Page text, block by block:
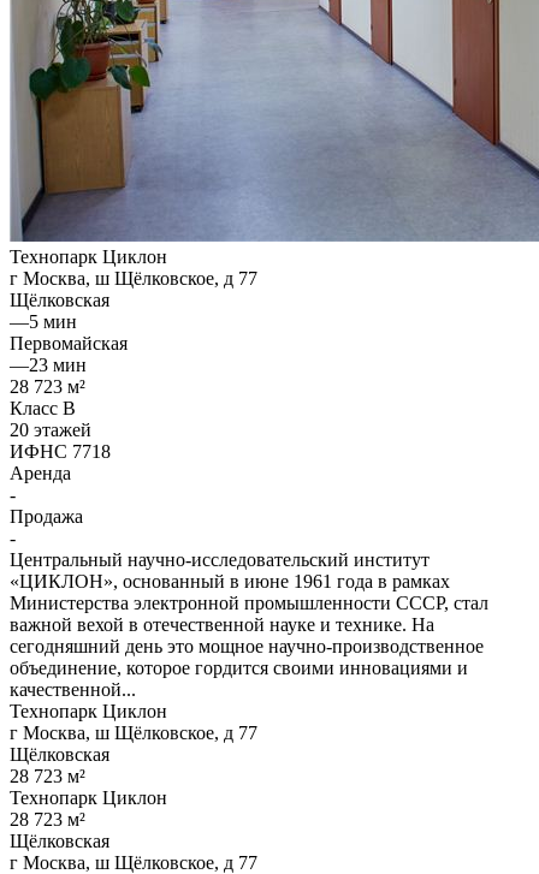
Технопарк Циклон
г Москва, ш Щёлковское, д 77
Щёлковская
—5 мин
Первомайская
—23 мин
28 723 м²
Класс B
20 этажей
ИФНС 7718
Аренда
-
Продажа
-
Центральный научно-исследовательский институт
«ЦИКЛОН», основанный в июне 1961 года в рамках
Министерства электронной промышленности СССР, стал
важной вехой в отечественной науке и технике. На
сегодняшний день это мощное научно-производственное
объединение, которое гордится своими инновациями и
качественной...
Технопарк Циклон
г Москва, ш Щёлковское, д 77
Щёлковская
28 723 м²
Технопарк Циклон
28 723 м²
Щёлковская
г Москва, ш Щёлковское, д 77